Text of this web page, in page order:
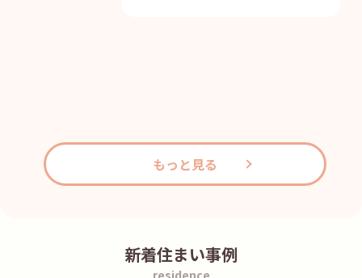
もっと見る
新着住まい事例
residence